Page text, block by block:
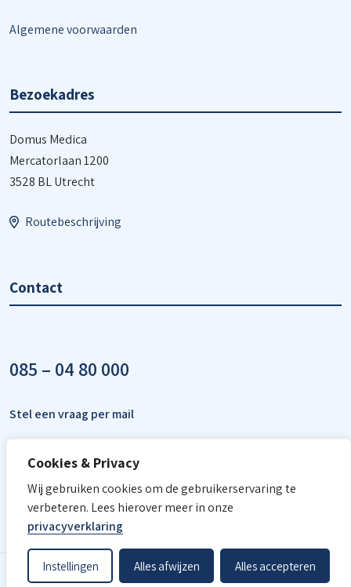
Cookies & Privacy
Wij gebruiken cookies om de gebruikerservaring te
verbeteren. Lees hierover meer in onze
privacyverklaring
Instellingen Alles afwijzen Alles accepteren
Algemene voorwaarden
Bezoekadres
Domus Medica
Mercatorlaan 1200
3528 BL Utrecht
Routebeschrijving
Contact
085 – 04 80 000
Stel een vraag per mail
© Academie - 2026